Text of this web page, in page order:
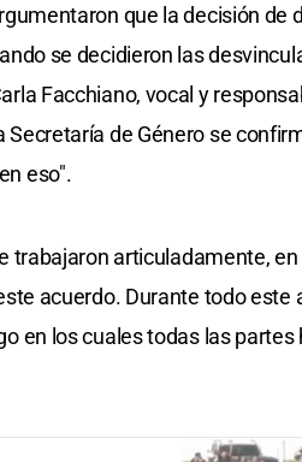
que la decisión de
se decidieron las
Facchiano, vocal y
de Género se
eso".
trabajaron articuladamente,
acuerdo. Durante todo este
en los cuales todas las partes